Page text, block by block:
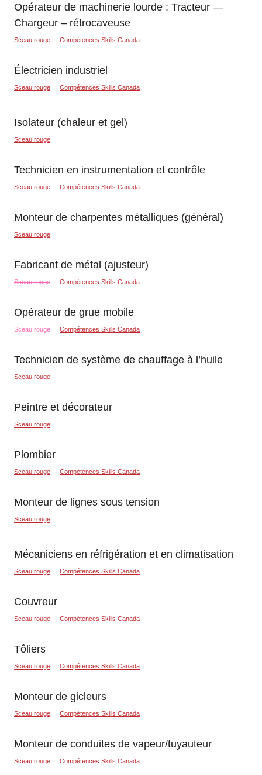
Opérateur de machinerie lourde : Tracteur —
Chargeur – rétrocaveuse
Sceau rouge Compétences Skills Canada
Électricien industriel
Sceau rouge Compétences Skills Canada
Isolateur (chaleur et gel)
Sceau rouge
Technicien en instrumentation et contrôle
Sceau rouge Compétences Skills Canada
Monteur de charpentes métalliques (général)
Sceau rouge
Fabricant de métal (ajusteur)
Sceau rouge Compétences Skills Canada
Opérateur de grue mobile
Sceau rouge Compétences Skills Canada
Technicien de système de chauffage à l’huile
Sceau rouge
Peintre et décorateur
Sceau rouge
Plombier
Sceau rouge Compétences Skills Canada
Monteur de lignes sous tension
Sceau rouge
Mécaniciens en réfrigération et en climatisation
Sceau rouge Compétences Skills Canada
Couvreur
Sceau rouge Compétences Skills Canada
Tôliers
Sceau rouge Compétences Skills Canada
Monteur de gicleurs
Sceau rouge Compétences Skills Canada
Monteur de conduites de vapeur/tuyauteur
Sceau rouge Compétences Skills Canada